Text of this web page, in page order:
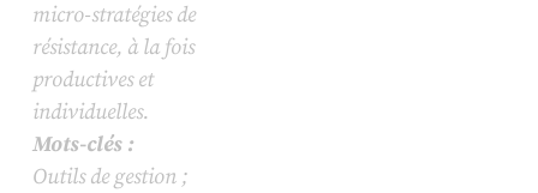
micro-stratégies de
résistance, à la fois
productives et
individuelles.
Mots-clés :
Outils de gestion ;